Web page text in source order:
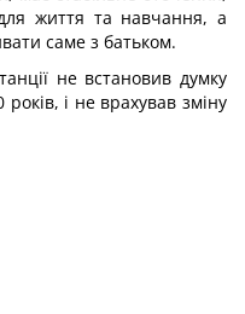
життя та навчання, а
саме з батьком.
не встановив думку
і не врахував зміну